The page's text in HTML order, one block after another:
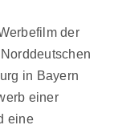
der
in Bayern
einer
eine